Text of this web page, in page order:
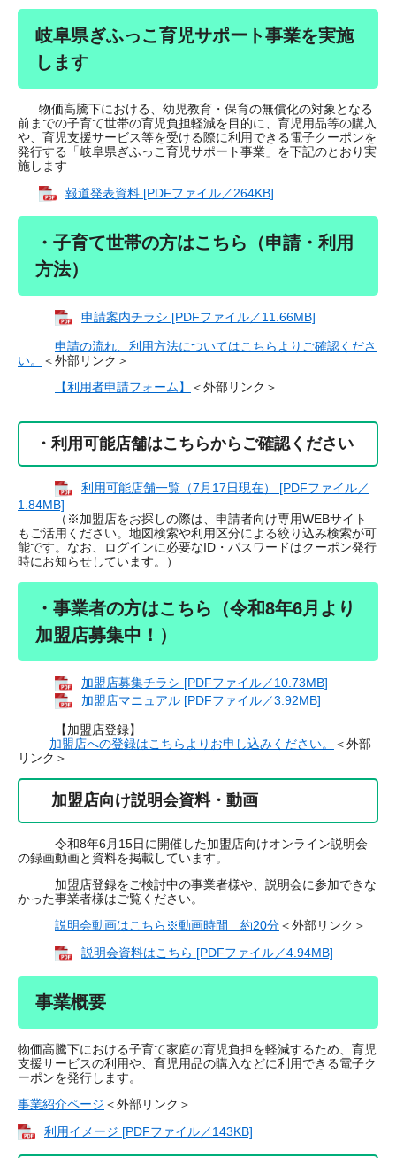
岐阜県ぎふっこ育児サポート事業を実施
します
物価高騰下における、幼児教育・保育の無償化の対象となる
前までの子育て世帯の育児負担軽減を目的に、育児用品等の購入
や、育児支援サービス等を受ける際に利用できる電子クーポンを
発行する「岐阜県ぎふっこ育児サポート事業」を下記のとおり実
施します
報道発表資料 [PDFファイル／264KB]
・子育て世帯の方はこちら（申請・利用
方法）
申請案内チラシ [PDFファイル／11.66MB]
申請の流れ、利用方法についてはこちらよりご確認くださ
い。
＜外部リンク＞
【利用者申請フォーム】
＜外部リンク＞
・利用可能店舗はこちらからご確認ください
利用可能店舗一覧（7月17日現在） [PDFファイル／
1.84MB]
（※加盟店をお探しの際は、申請者向け専用WEBサイト
もご活用ください。地図検索や利用区分による絞り込み検索が可
能です。なお、ログインに必要なID・パスワードはクーポン発行
時にお知らせしています。）
・事業者の方はこちら（令和8年6月より
加盟店募集中！）
加盟店募集チラシ [PDFファイル／10.73MB]
加盟店マニュアル [PDFファイル／3.92MB]
【加盟店登録】
加盟店への登録はこちらよりお申し込みください。
＜外部
リンク＞
加盟店向け説明会資料・動画
令和8年6月15日に開催した加盟店向けオンライン説明会
の録画動画と資料を掲載しています。
加盟店登録をご検討中の事業者様や、説明会に参加できな
かった事業者様はご覧ください。
説明会動画はこちら※動画時間 約20分＜外部リンク＞
説明会資料はこちら [PDFファイル／4.94MB]
事業概要
物価高騰下における子育て家庭の育児負担を軽減するため、育児
支援サービスの利用や、育児用品の購入などに利用できる電子ク
ーポンを発行します。
事業紹介ページ ＜外部リンク＞
利用イメージ [PDFファイル／143KB]